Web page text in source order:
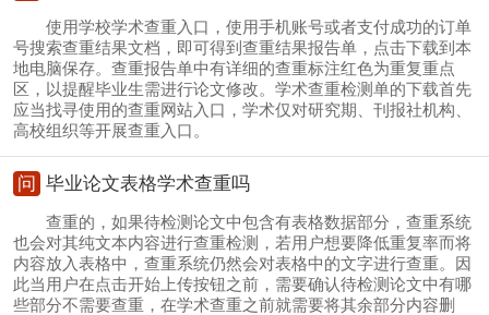
使用学校学术查重入口，使用手机账号或者支付成功的订单
号搜索查重结果文档，即可得到查重结果报告单，点击下载到本
地电脑保存。查重报告单中有详细的查重标注红色为重复重点
区，以提醒毕业生需进行论文修改。学术查重检测单的下载首先
应当找寻使用的查重网站入口，学术仅对研究期、刊报社机构、
高校组织等开展查重入口。
问 毕业论文表格学术查重吗
查重的，如果待检测论文中包含有表格数据部分，查重系统
也会对其纯文本内容进行查重检测，若用户想要降低重复率而将
内容放入表格中，查重系统仍然会对表格中的文字进行查重。因
此当用户在点击开始上传按钮之前，需要确认待检测论文中有哪
些部分不需要查重，在学术查重之前就需要将其余部分内容删